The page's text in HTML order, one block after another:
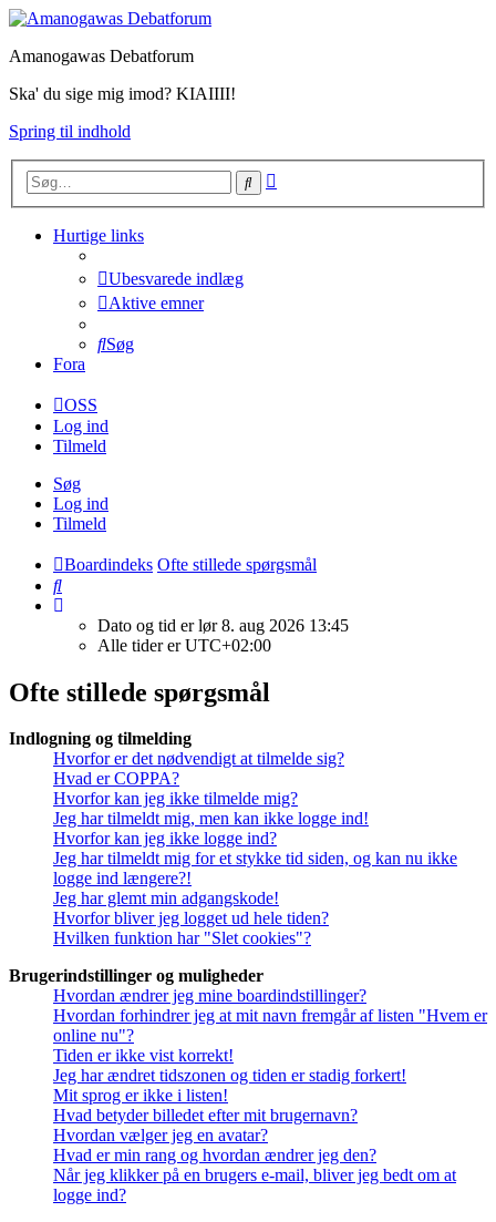
Amanogawas Debatforum
Ska' du sige mig imod? KIAIIII!
Spring til indhold
Søg
Hurtige links
Ubesvarede indlæg
Aktive emner
Søg
Fora
OSS
Log ind
Tilmeld
Søg
Log ind
Tilmeld
Boardindeks Ofte stillede spørgsmål
Søg
Dato og tid er lør 8. aug 2026 13:45
Alle tider erUTC+02:00
Ofte stillede spørgsmål
Indlogning og tilmelding
Hvorfor er det nødvendigt at tilmelde sig?
Hvad er COPPA?
Hvorfor kan jeg ikke tilmelde mig?
Jeg har tilmeldt mig, men kan ikke logge ind!
Hvorfor kan jeg ikke logge ind?
Jeg har tilmeldt mig for et stykke tid siden, og kan nu ikke
logge ind længere?!
Jeg har glemt min adgangskode!
Hvorfor bliver jeg logget ud hele tiden?
Hvilken funktion har "Slet cookies"?
Brugerindstillinger og muligheder
Hvordan ændrer jeg mine boardindstillinger?
Hvordan forhindrer jeg at mit navn fremgår af listen "Hvem er
online nu"?
Tiden er ikke vist korrekt!
Jeg har ændret tidszonen og tiden er stadig forkert!
Mit sprog er ikke i listen!
Hvad betyder billedet efter mit brugernavn?
Hvordan vælger jeg en avatar?
Hvad er min rang og hvordan ændrer jeg den?
Når jeg klikker på en brugers e-mail, bliver jeg bedt om at
logge ind?